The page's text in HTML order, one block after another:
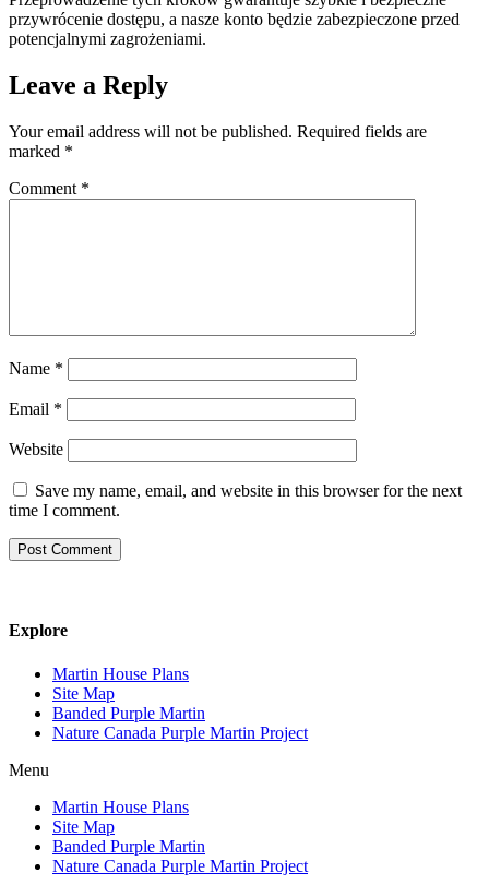
przywrócenie dostępu, a nasze konto będzie zabezpieczone przed
potencjalnymi zagrożeniami.
Leave a Reply
Your email address will not be published. Required fields are
marked *
Comment *
Name *
Email *
Website
Save my name, email, and website in this browser for the next
time I comment.
Explore
Martin House Plans
Site Map
Banded Purple Martin
Nature Canada Purple Martin Project
Menu
Martin House Plans
Site Map
Banded Purple Martin
Nature Canada Purple Martin Project